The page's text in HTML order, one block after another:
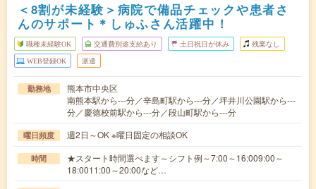
＜8割が未経験＞病院で備品チェックや患者さ
んのサポート＊しゅふさん活躍中！
職種未経験OK 交通費別途支給あり 土日祝日が休み 残業なし
WEB登録OK 派遣
勤務地
熊本市中央区
南熊本駅から---分／辛島町駅から---分／坪井川公園駅から---
分／慶徳校前駅から---分／段山町駅から---分
曜日頻度 週2日～OK ※曜日固定の相談OK
時間
★スタート時間選べます～シフト例～7:00～16:009:00～
18:0011:00～20:00など…